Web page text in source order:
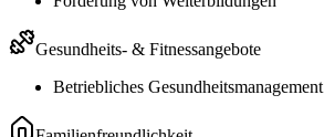
Gesundheits- & Fitnessangebote
Betriebliches Gesundheitsmanagement